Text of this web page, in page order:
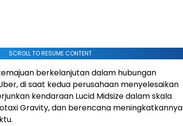
SCROLL TO RESUME CONTENT
berkelanjutan dalam hubungan
di saat kedua perusahaan menyelesaikan
kendaraan Lucid Midsize dalam skala
Gravity, dan berencana meningkatkannya